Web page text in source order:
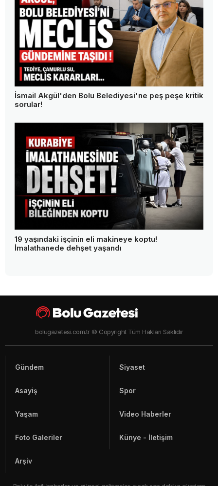
Boluspor'un otobüsünü de geri aldılar! Başkan
Bayrak: "Bu memleketin tek askeri ben değilim"
"Anne beni kurtar" dedi, sırra kadem bastı! Gözü
yaşlı anne oğlundan 13 gündür haber alamıyor
İsmail Akgül'den Bolu Belediyesi'ne peş peşe kritik
sorular!
19 yaşındaki işçinin eli makineye koptu!
İmalathanede dehşet yaşandı